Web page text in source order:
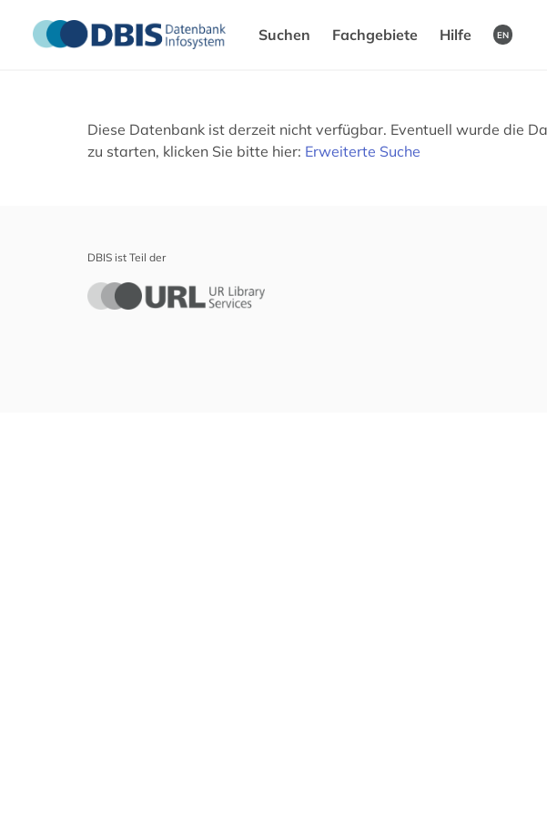
Suchen Fachgebiete Hilfe EN
Diese Datenbank ist derzeit nicht verfügbar. Eventuell wurde die
zu starten, klicken Sie bitte hier: Erweiterte Suche
DBIS ist Teil der